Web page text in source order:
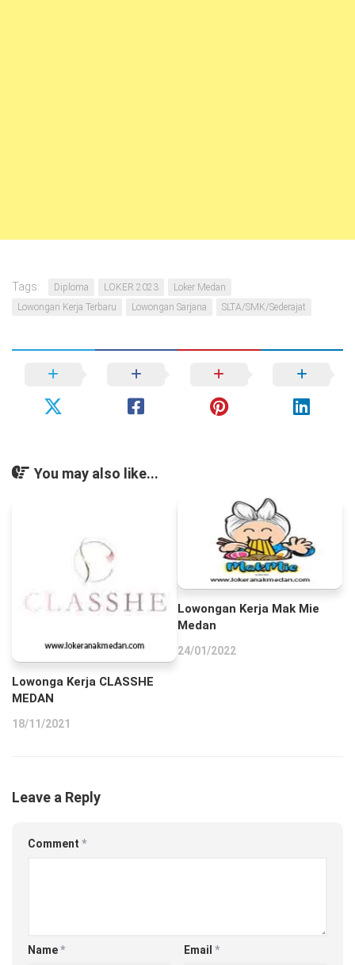
Tags: Diploma LOKER 2023
Loker Medan
Lowongan Kerja Terbaru
Lowongan Sarjana SLTA/SMK/Sederajat
You may also like...
Lowonga Kerja CLASSHE
MEDAN
18/11/2021
Lowongan Kerja Mak Mie
Medan
24/01/2022
Leave a Reply
Comment *
Name* Email *